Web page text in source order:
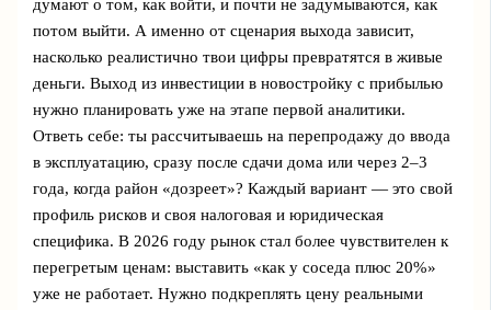
думают о том, как войти, и почти не задумываются, как
потом выйти. А именно от сценария выхода зависит,
насколько реалистично твои цифры превратятся в живые
деньги. Выход из инвестиции в новостройку с прибылью
нужно планировать уже на этапе первой аналитики.
Ответь себе: ты рассчитываешь на перепродажу до ввода
в эксплуатацию, сразу после сдачи дома или через 2–3
года, когда район «дозреет»? Каждый вариант — это свой
профиль рисков и своя налоговая и юридическая
специфика. В 2026 году рынок стал более чувствителен к
перегретым ценам: выставить «как у соседа плюс 20%»
уже не работает. Нужно подкреплять цену реальными